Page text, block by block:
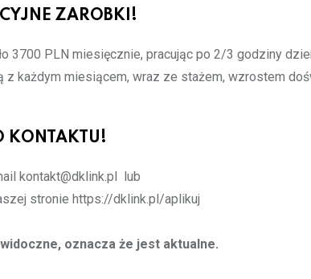
ZAROBKI!
3700 PLN miesięcznie, pracując po 2/3 godziny
z każdym miesiącem, wraz ze stażem, wzrostem
KONTAKTU!
kontakt@dklink.pl lub
stronie https://dklink.pl/aplikuj
oznacza że jest aktualne.